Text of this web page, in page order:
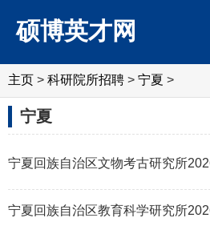
硕博英才网
主页 > 科研院所招聘 > ‌‌宁夏 >
‌‌宁夏